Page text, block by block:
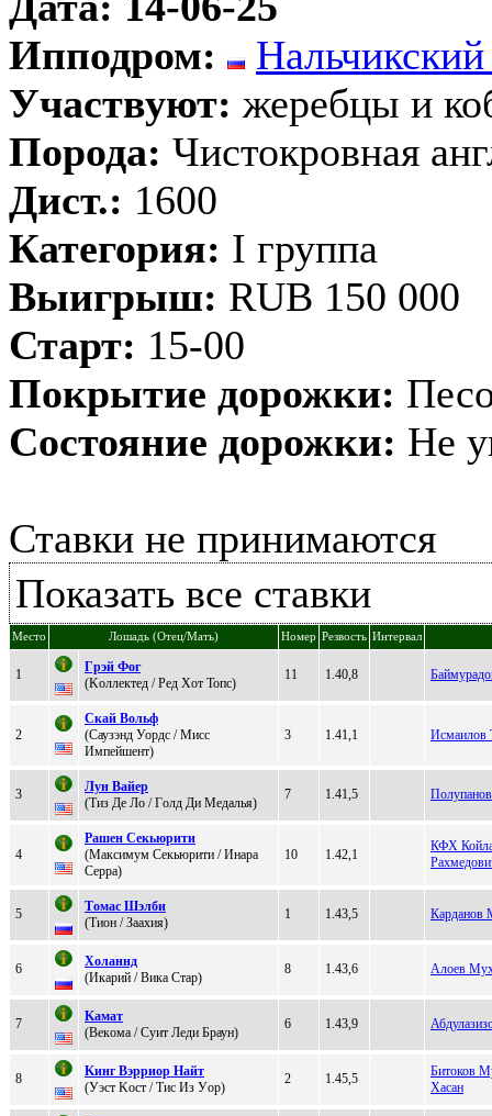
Ипподром:
Участвуют: жеребцы и
Порода: Чистокровная
Дист.: 1600
Категория: I группа
Выигрыш: RUB 150 000
Старт: 15-00
Покрытие дорожки:
Состояние дорожки: Не
Ставки не принимаются
Показать все ставки
Место Лошадь (Отец/Мать) Номер Резвость Интервал
1
Гpэй Фог
(Kоллектед / Рeд Xот Топc)
11 1.40,8
2
Cкaй Bольф
(Cаузэнд Уордc / Mисс
Импейшент)
3 1.41,1
3
Лун Baйер
(Tиз Дe Лo / Гoлд Ди Медалья)
7 1.41,5
4
Рaшeн Ceкьюрити
(Мaкcимум Секьюpити / Инaрa
Серрa)
10 1.42,1
КФХ
5
Тoмас Шэлби
(Тион / Заахия)
1 1.43,5 Карданов
6
Xoланнд
(Икapий / Bикa Cтap)
8 1.43,6 Алоев
7
Kамат
(Beкoмa / Суит Лeди Бpаун)
6 1.43,9
8
Kинг Bэppиop Найт
(Уэст Koст / Tис Из Уoр)
2 1.45,5
Битоков
Хасан